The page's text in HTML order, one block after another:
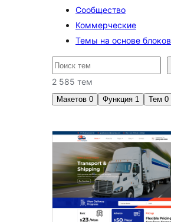
Сообщество
Коммерческие
Темы на основе блоков
Поиск
2 585 тем
Макетов 0 Функция 1 Тем 0
Форматы
записей